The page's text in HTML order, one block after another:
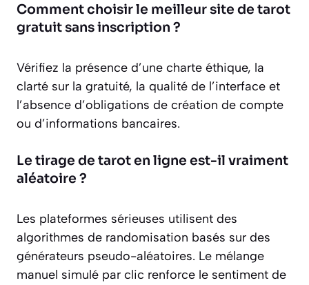
Comment choisir le meilleur site de tarot
gratuit sans inscription ?
Vérifiez la présence d’une charte éthique, la
clarté sur la gratuité, la qualité de l’interface et
l’absence d’obligations de création de compte
ou d’informations bancaires.
Le tirage de tarot en ligne est-il vraiment
aléatoire ?
Les plateformes sérieuses utilisent des
algorithmes de randomisation basés sur des
générateurs pseudo-aléatoires. Le mélange
manuel simulé par clic renforce le sentiment de